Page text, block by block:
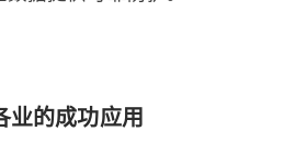
业的成功应用